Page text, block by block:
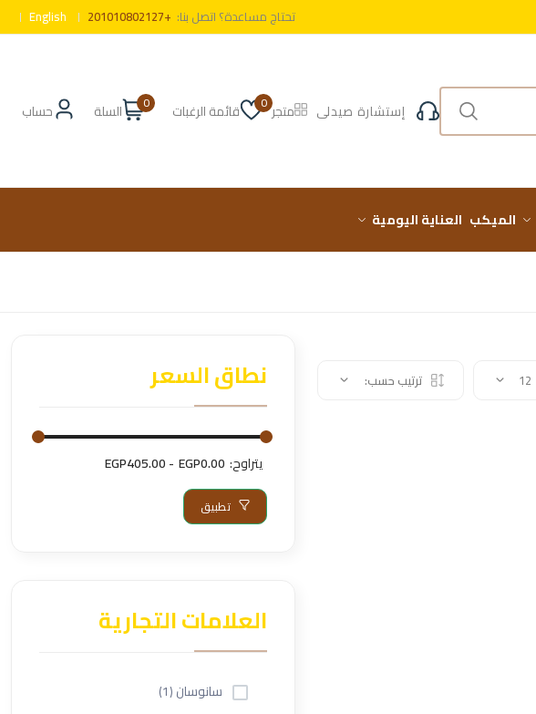
تحتاج مساعدة؟ اتصل بنا: +201010802127
English
إستشارة صيدلى متجر 0 قائمة الرغبات 0 السلة حساب
الميكب العناية اليومية
12 ترتيب حسب: نطاق السعر
يتراوح: EGP0.00
EGP405.00
تطبيق
العلامات التجارية
سانوسان (1)